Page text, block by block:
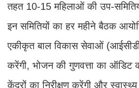
तहत 10-15 महिलाओं की उप-
इन समितियों का हर महीने बैठक
एकीकृत बाल विकास सेवाओं
करेंगी, भोजन की गुणवत्ता का ऑडिट
केंद्रों का निरीक्षण करेंगी और स्वास्थ्य